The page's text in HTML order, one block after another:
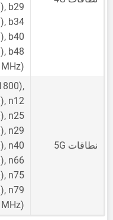
b29
b34
b40
b48
نطاقات 5G
n12
n25
n29
n40
n66
n75
n79